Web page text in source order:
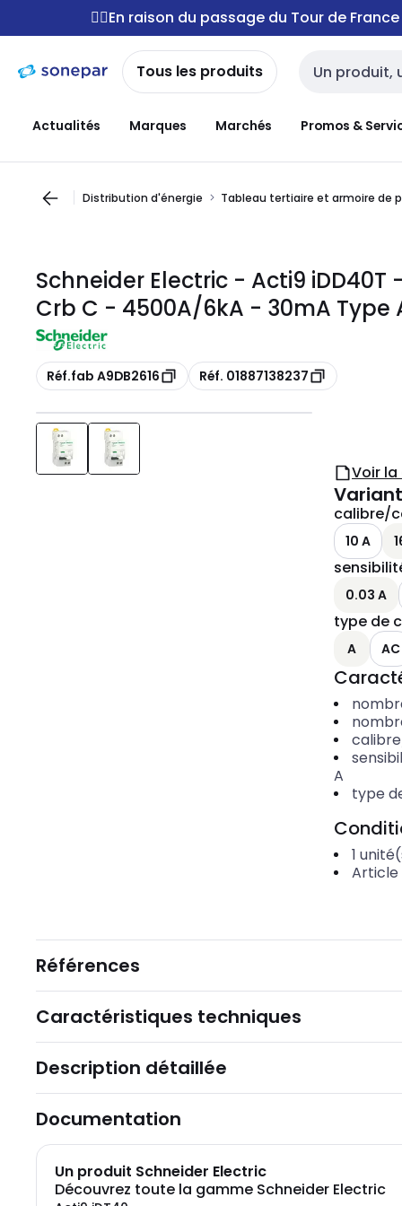
navigation
Passer
au
contenu
🚴‍♂️En raison du passage du Tour de
Tous les produits Entrée de
Actualités Marques Marchés Promos &
Distribution d'énergie Tableau tertiaire et armoire de
Schneider Electric - Acti9 iDD40T
Crb C - 4500A/6kA - 30mA Type
Copie
Réf.fab A9DB2616 Copie
Réf. 01887138237
Voir
calibre/
10 A
0.03 A
type de
A AC
A
type
1
Article
Références
Caractéristiques techniques
Description détaillée
Documentation
Un produit Schneider Electric
Découvrez toute la gamme Schneider Electric